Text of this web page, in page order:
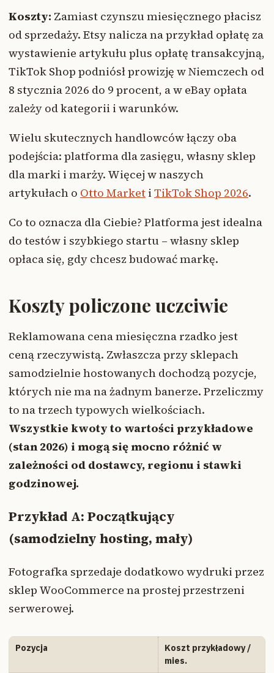
Koszty: Zamiast czynszu miesięcznego płacisz
od sprzedaży. Etsy nalicza na przykład opłatę za
wystawienie artykułu plus opłatę transakcyjną,
TikTok Shop podniósł prowizję w Niemczech od
8 stycznia 2026 do 9 procent, a w eBay opłata
zależy od kategorii i warunków.
Wielu skutecznych handlowców łączy oba
podejścia: platforma dla zasięgu, własny sklep
dla marki i marży. Więcej w naszych
artykułach o Otto Market iTikTok Shop 2026.
Co to oznacza dla Ciebie? Platforma jest idealna
do testów i szybkiego startu – własny sklep
opłaca się, gdy chcesz budować markę.
Koszty policzone uczciwie
Reklamowana cena miesięczna rzadko jest
ceną rzeczywistą. Zwłaszcza przy sklepach
samodzielnie hostowanych dochodzą pozycje,
których nie ma na żadnym banerze. Przeliczmy
to na trzech typowych wielkościach.
Wszystkie kwoty to wartości przykładowe
(stan 2026) i mogą się mocno różnić w
zależności od dostawcy, regionu i stawki
godzinowej.
Przykład A: Początkujący
(samodzielny hosting, mały)
Fotografka sprzedaje dodatkowo wydruki przez
sklep WooCommerce na prostej przestrzeni
serwerowej.
Pozycja
Koszt przykładowy /
mies.